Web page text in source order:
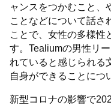
ャンスをつかむこと、
ことなどについて話さ
ことで、女性の多様性
す。Tealiumの男性リ
れていると感じられる
自身ができることにつ
新型コロナの影響で